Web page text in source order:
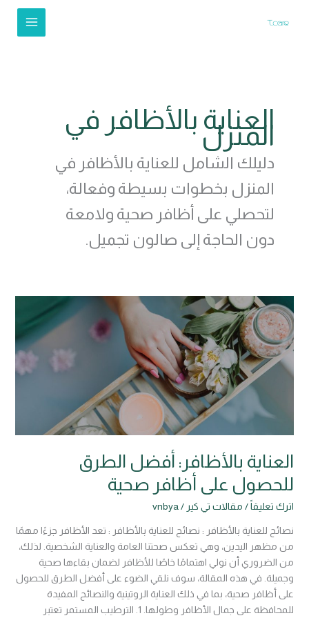
العناية بالأظافر في
المنزل
دليلك الشامل للعناية بالأظافر في
المنزل بخطوات بسيطة وفعالة،
لتحصلي على أظافر صحية ولامعة
دون الحاجة إلى صالون تجميل.
العناية بالأظافر: أفضل الطرق
للحصول على أظافر صحية
اترك تعليقاً / مقالات تي كير /
vnbya
نصائح للعناية بالأظافر : نصائح للعناية بالأظافر : تعد الأظافر جزءًا مهمًا
من مظهر اليدين، وهي تعكس صحتنا العامة والعناية الشخصية. لذلك،
من الضروري أن نولي اهتمامًا خاصًا للأظافر لضمان بقاءها صحية
وجميلة. في هذه المقالة، سوف نلقي الضوء على أفضل الطرق للحصول
على أظافر صحية، بما في ذلك العناية الروتينية والنصائح المفيدة
للمحافظة على جمال الأظافر وطولها. 1. الترطيب المستمر تعتبر
العناية
بالأظافر:
أفضل
الطرق
للحصول
صحية